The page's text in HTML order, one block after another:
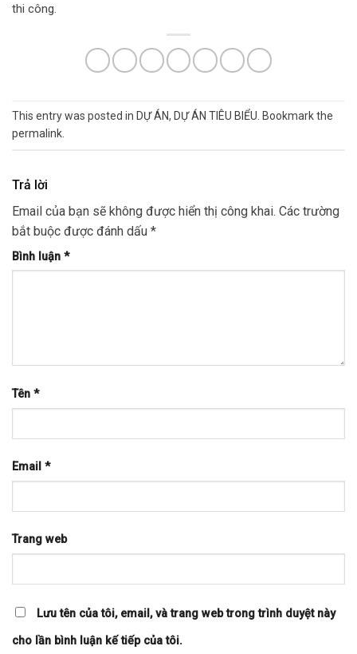
thi công.
This entry was posted in DỰ ÁN, DỰ ÁN TIÊU BIỂU. Bookmark the
permalink.
Trả lời
Email của bạn sẽ không được hiển thị công khai. Các trường
bắt buộc được đánh dấu *
Bình luận *
Tên *
Email *
Trang web
Lưu tên của tôi, email, và trang web trong trình duyệt này
cho lần bình luận kế tiếp của tôi.